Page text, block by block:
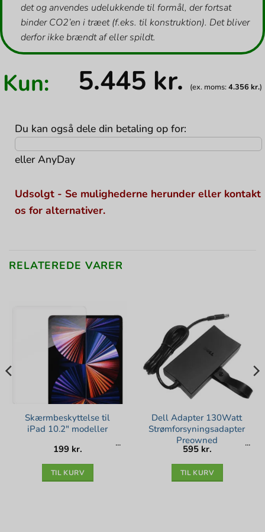
det og anvendes udelukkende til formål, der fortsat
binder CO2’en i træet (f.eks. til konstruktion). Det bliver
derfor ikke brændt af eller spildt.
Kun: 5.445 kr. (ex. moms:4.356 kr.)
Du kan også dele din betaling op for:
ellerAnyDay
Udsolgt - Se mulighederne herunder eller kontakt
os for alternativer.
RELATEREDE VARER
Skærmbeskyttelse til
iPad 10.2″ modeller
199 kr.
TIL KURV
Dell Adapter 130Watt
Strømforsyningsadapter
Preowned
595 kr.
TIL KURV